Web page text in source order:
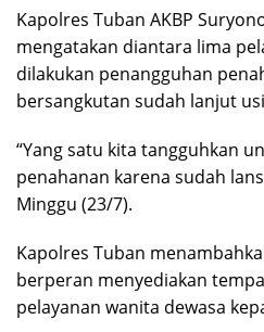
Kapolres Tuban AKBP
mengatakan diantara lima
dilakukan penangguhan
bersangkutan sudah lanjut
“Yang satu kita tangguhkan
penahanan karena sudah
Minggu (23/7).
Kapolres Tuban
berperan menyediakan
pelayanan wanita dewasa